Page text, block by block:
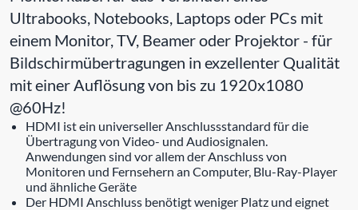
Ultrabooks, Notebooks, Laptops oder PCs mit
einem Monitor, TV, Beamer oder Projektor - für
Bildschirmübertragungen in exzellenter Qualität
mit einer Auflösung von bis zu 1920x1080
@60Hz!
HDMI ist ein universeller Anschlussstandard für die
Übertragung von Video- und Audiosignalen.
Anwendungen sind vor allem der Anschluss von
Monitoren und Fernsehern an Computer, Blu-Ray-Player
und ähnliche Geräte
Der HDMI Anschluss benötigt weniger Platz und eignet